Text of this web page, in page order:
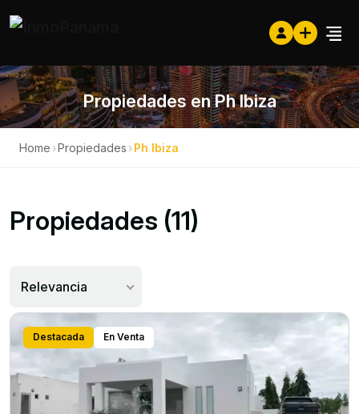
Propiedades en Ph Ibiza
Home ›Propiedades ›Ph Ibiza
Propiedades (11)
Relevancia
Destacada En Venta